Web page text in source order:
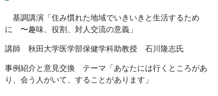
基調講演「住み慣れた地域でいきいきと生活するため
に 〜趣味、役割、対人交流の意義」
講師 秋田大学医学部保健学科助教授 石川隆志氏
事例紹介と意見交換 テーマ「あなたには行くところがあ
り、会う人がいて、することがあります」